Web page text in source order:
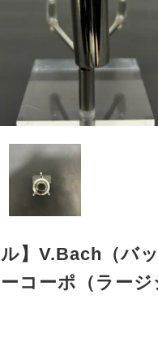
ル】V.Bach（バ
コーポ（ラージ